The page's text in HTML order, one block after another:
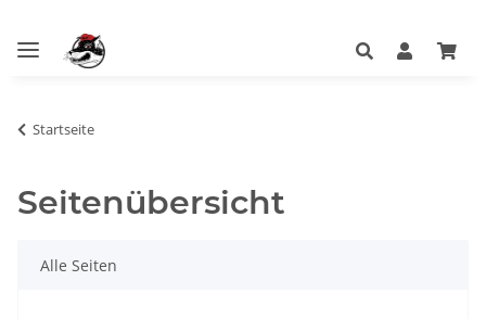
Startseite
Seitenübersicht
Alle Seiten